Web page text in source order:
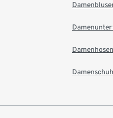
Damenhosen